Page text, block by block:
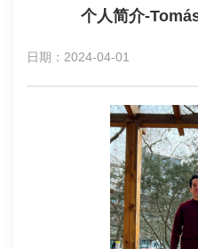
个人简介-
日期：2024-04-01